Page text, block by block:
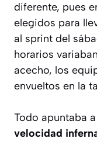
diferente, pues
elegidos para
al sprint del
horarios
acecho, los
envueltos en la
Todo apuntaba
velocidad